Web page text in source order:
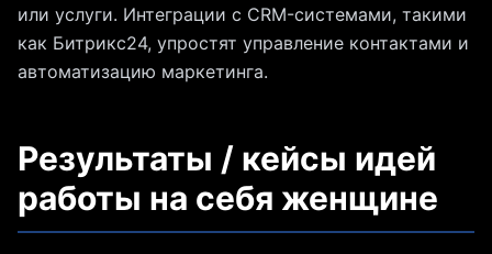
или услуги. Интеграции с CRM-системами, такими
как Битрикс24, упростят управление контактами и
автоматизацию маркетинга.
Результаты / кейсы идей
работы на себя женщине